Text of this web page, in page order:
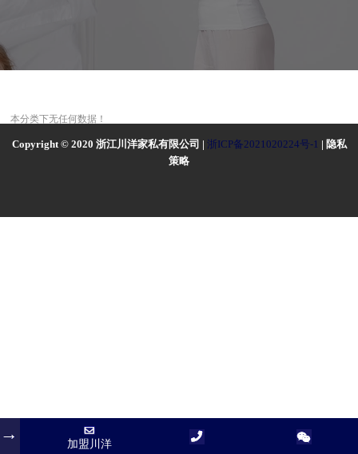
本分类下无任何数据！
Copyright © 2020 浙江川洋家私有限公司 | 浙ICP备2021020224号-1 | 隐私
策略
加盟川洋
加盟川洋